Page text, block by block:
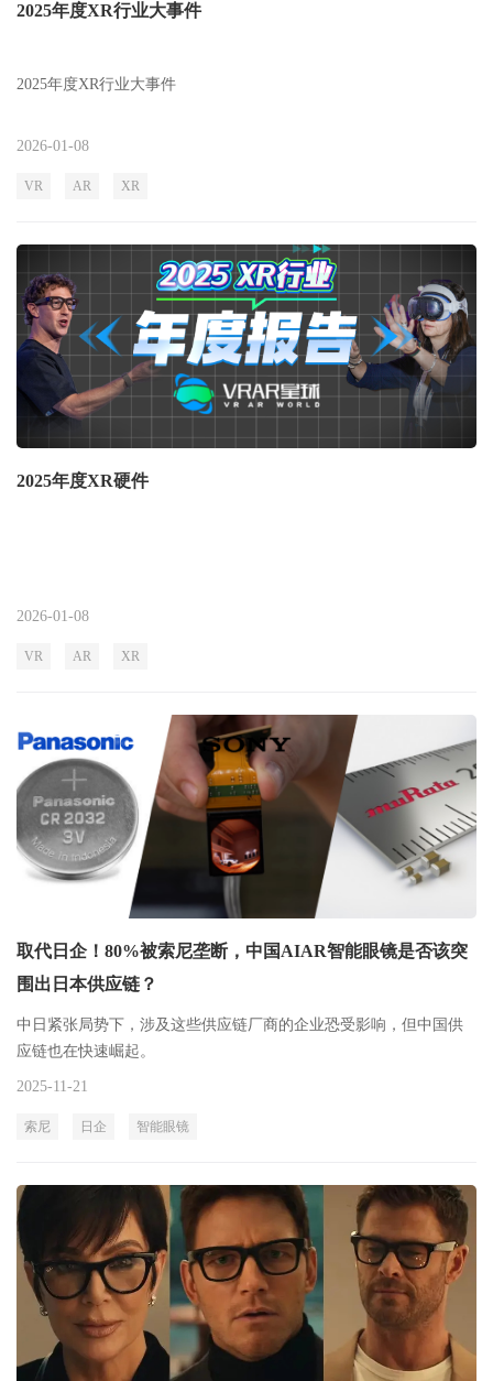
2025年度XR行业大事件
2025年度XR行业大事件
2026-01-08
VR AR XR
2025年度XR硬件
2026-01-08
VR AR XR
取代日企！80%被索尼垄断，中国AIAR智能眼镜是否该突
围出日本供应链？
中日紧张局势下，涉及这些供应链厂商的企业恐受影响，但中国供
应链也在快速崛起。
2025-11-21
索尼 日企 智能眼镜